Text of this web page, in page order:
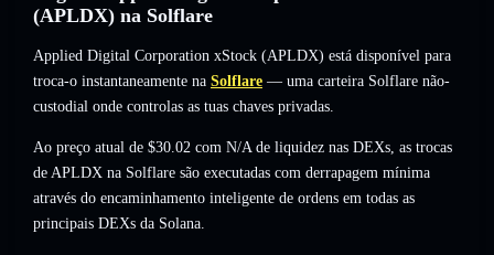
(APLDX) na Solflare
Applied Digital Corporation xStock (APLDX) está disponível para
troca-o instantaneamente na Solflare — uma carteira Solflare não-
custodial onde controlas as tuas chaves privadas.
Ao preço atual de $30.02 com N/A de liquidez nas DEXs, as trocas
de APLDX na Solflare são executadas com derrapagem mínima
através do encaminhamento inteligente de ordens em todas as
principais DEXs da Solana.